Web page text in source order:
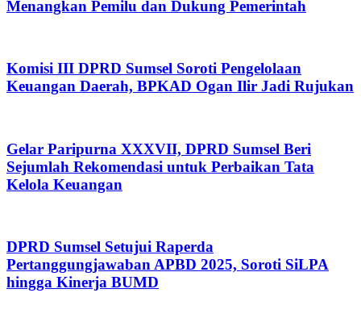
Menangkan Pemilu dan Dukung Pemerintah
Komisi III DPRD Sumsel Soroti Pengelolaan
Keuangan Daerah, BPKAD Ogan Ilir Jadi Rujukan
Gelar Paripurna XXXVII, DPRD Sumsel Beri
Sejumlah Rekomendasi untuk Perbaikan Tata
Kelola Keuangan
DPRD Sumsel Setujui Raperda
Pertanggungjawaban APBD 2025, Soroti SiLPA
hingga Kinerja BUMD